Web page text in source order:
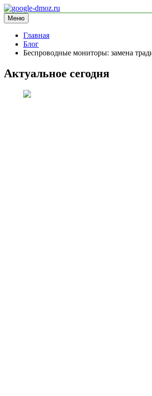
Перейти
к
содержимому
google-dmoz.ru
информационный сайт
Меню
Главная
Блог
Беспроводные мониторы: замена
Актуальное сегодня